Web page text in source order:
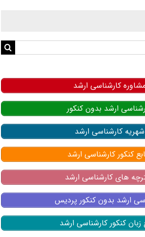
کارشناسی ارشد
ارشد بدون کنکور
شهریه کارشناسی ارشد
کنکور کارشناسی ارشد
های کارشناسی ارشد
ارشد بدون کنکور پردیس
زبان کنکور کارشناسی ارشد